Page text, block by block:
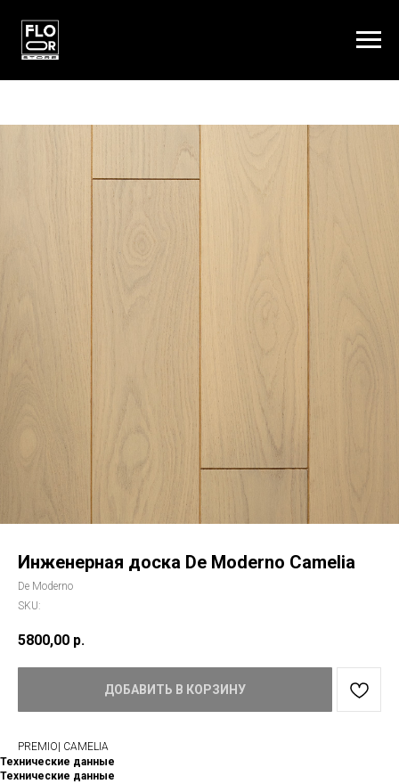
Инженерная доска De Moderno Camelia
De Moderno
SKU:
5800,00 р.
ДОБАВИТЬ В КОРЗИНУ
PREMIO| CAMELIA
Технические данные
Технические данные